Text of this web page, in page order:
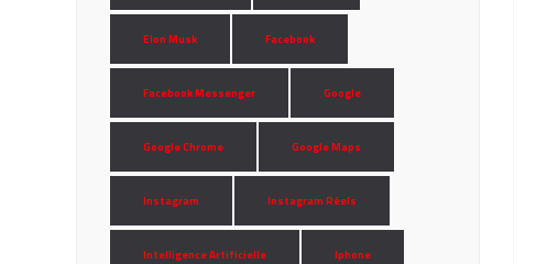
Elon Musk Facebook
Facebook Messenger Google
Google Chrome Google Maps
Instagram Instagram Réels
Intelligence Artificielle Iphone